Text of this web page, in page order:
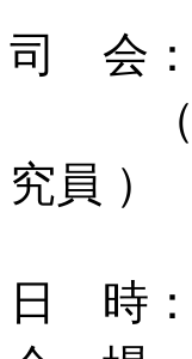
司 会
（関
究員 ）
日 時：